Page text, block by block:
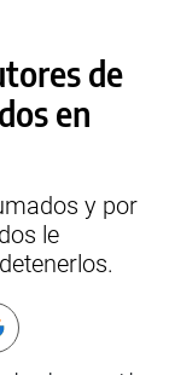
de
en
y por
le